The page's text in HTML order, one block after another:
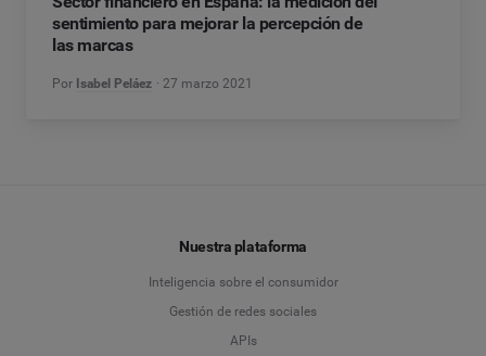
sentimiento para mejorar la percepción de
las marcas
Por Isabel Peláez 27 marzo 2021
Nuestra plataforma
Inteligencia sobre el consumidor
Gestión de redes sociales
APIs